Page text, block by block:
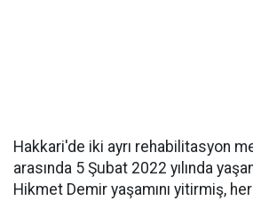
Hakkari'de iki ayrı rehabilitasyon
arasında 5 Şubat 2022 yılında
Hikmet Demir yaşamını yitirmiş,